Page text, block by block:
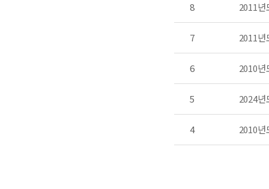
8 2011년
7 2011년
6 2010년
5 2024년
4 2010년